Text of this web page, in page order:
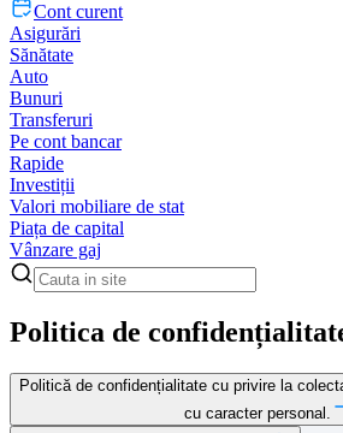
Cont curent
Asigurări
Sănătate
Auto
Bunuri
Transferuri
Pe cont bancar
Rapide
Investiții
Valori mobiliare de stat
Piața de capital
Vânzare gaj
Politica de
Politică de confidențialitate cu privire la
cu caracter personal.